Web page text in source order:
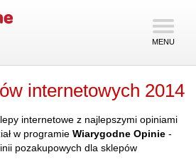
MENU
internetowych 2014
internetowe z najlepszymi opiniami
w programie Wiarygodne Opinie -
pozakupowych dla sklepów